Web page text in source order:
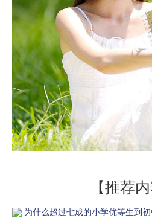
【推荐内
为什么超过七成的小学优等生到